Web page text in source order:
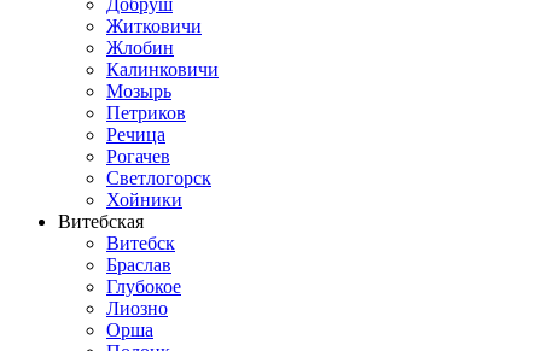
Житковичи
Жлобин
Калинковичи
Мозырь
Петриков
Речица
Рогачев
Светлогорск
Хойники
Витебская
Витебск
Браслав
Глубокое
Лиозно
Орша